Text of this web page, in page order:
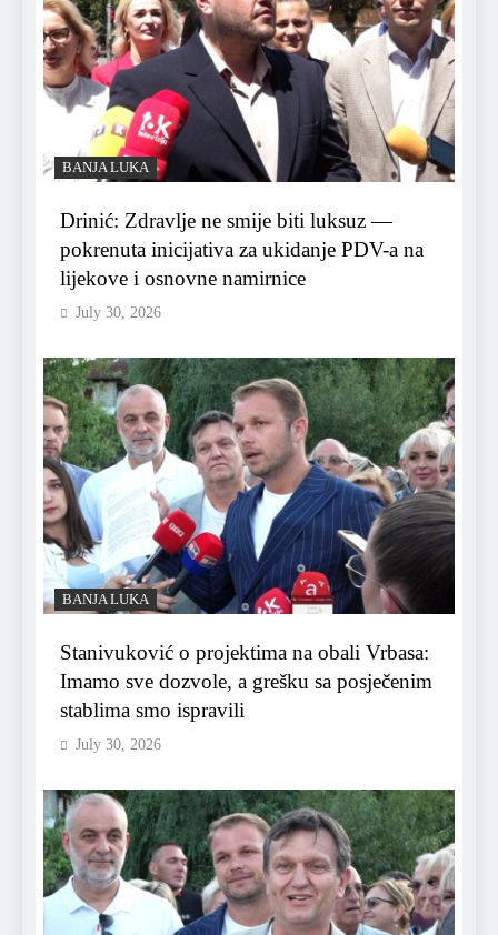
BANJA LUKA
Drinić: Zdravlje ne smije biti luksuz —
pokrenuta inicijativa za ukidanje PDV-a na
lijekove i osnovne namirnice
July 30, 2026
BANJA LUKA
Stanivuković o projektima na obali Vrbasa:
Imamo sve dozvole, a grešku sa posječenim
stablima smo ispravili
July 30, 2026